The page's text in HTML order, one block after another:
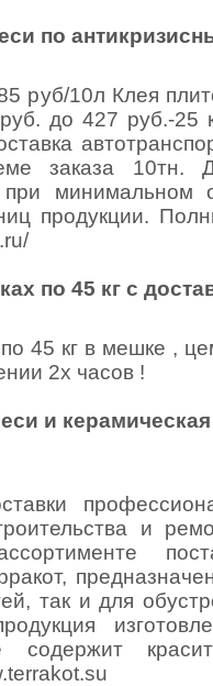
по
руб/10л Клея
до 427 руб.-25
заказа 10тн.
минимальном
продукции.
по 45 кг с
45 кг в мешке ,
2х часов !
и
и
так и для
содержит